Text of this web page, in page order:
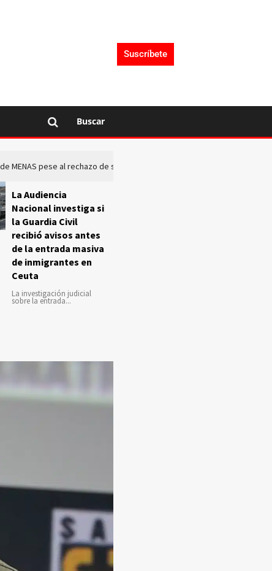
Suscríbete
Buscar
MENAS pese al rechazo de sus comunidades
La Audiencia
Nacional investiga si
la Guardia Civil
recibió avisos antes
de la entrada masiva
de inmigrantes en
Ceuta
La investigación judicial
sobre la entrada...